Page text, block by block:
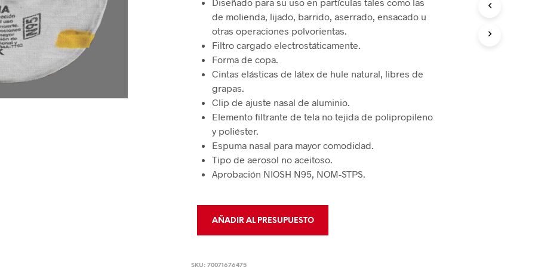
PROTECCIÓN DE PIERNAS Y PIES
Rodilleras y Polainas
Zapato y Bota Industrial
Dispositivos de Bloqueo
Kits y Cajas de Bloqueo
DELIMITACIÓN Y CONTROL
Delimitación de Áreas
Control de Derrames
Sistemas Davit y Brazos Pescantes
Cabrestantes y Retráctiles de 3 Vías
Auto Rescate
Accesorios e Instrumentos de Rescate
de molienda, lijado, barrido, aserrado, ensacado u
otras operaciones polvorientas.
Filtro cargado electrostáticamente.
Forma de copa.
Cintas elásticas de látex de hule natural, libres de
grapas.
Clip de ajuste nasal de aluminio.
Elemento filtrante de tela no tejida de polipropileno
y poliéster.
Espuma nasal para mayor comodidad.
Tipo de aerosol no aceitoso.
Aprobación NIOSH N95, NOM-STPS.
AÑADIR AL PRESUPUESTO
SKU:70071676475